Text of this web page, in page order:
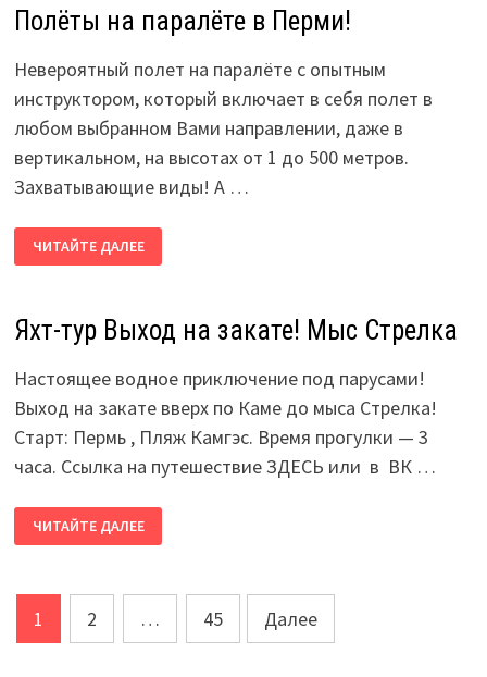
Полёты на паралёте в Перми!
Невероятный полет на паралёте с опытным
инструктором, который включает в себя полет в
любом выбранном Вами направлении, даже в
вертикальном, на высотах от 1 до 500 метров.
Захватывающие виды! А …
ПОЛЁТЫ
НА
ПАРАЛЁТЕ
ЧИТАЙТЕ ДАЛЕЕ
Яхт-тур Выход на закате! Мыс Стрелка
Настоящее водное приключение под парусами!
Выход на закате вверх по Каме до мыса Стрелка!
Старт: Пермь , Пляж Камгэс. Время прогулки — 3
часа. Ссылка на путешествие ЗДЕСЬ или в ВК …
ТУР
ВЫХОД
МЫС
ЧИТАЙТЕ ДАЛЕЕ
Пагинация
записей
1 2 … 45 Далее